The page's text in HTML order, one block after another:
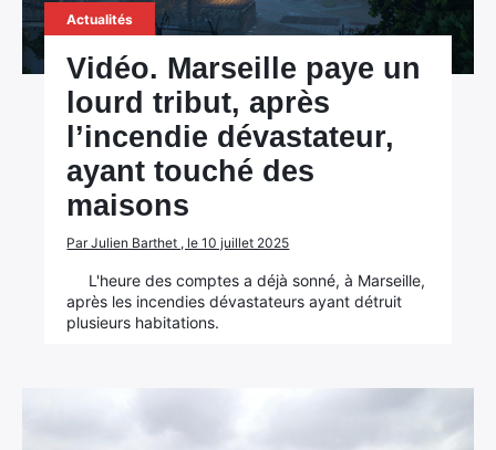
Actualités
Vidéo. Marseille paye un
lourd tribut, après
l’incendie dévastateur,
ayant touché des
maisons
Par Julien Barthet , le 10 juillet 2025
L'heure des comptes a déjà sonné, à Marseille,
après les incendies dévastateurs ayant détruit
plusieurs habitations.